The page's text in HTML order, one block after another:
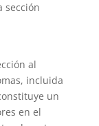
sección
al
incluida
un
en el